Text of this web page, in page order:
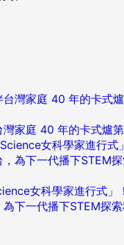
家庭 40 年的卡式爐
女科學家進行式」
下一代播下STEM探